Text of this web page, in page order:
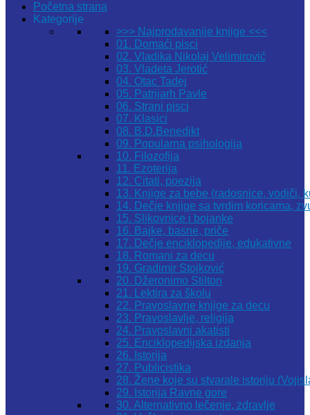
Početna strana
Kategorije
>>> Najprodavanije knjige <<<
01. Domaći pisci
02. Vladika Nikolaj Velimirović
03. Vladeta Jerotić
04. Otac Tadej
05. Patrijarh Pavle
06. Strani pisci
07. Klasici
08. B.D.Benedikt
09. Popularna psihologija
10. Filozofija
11. Ezoterija
12. Citati, poezija
13. Knjige za bebe (radosnice, vodiči,
14. Dečje knjige sa tvrdim koricama,
15. Slikovnice i bojanke
16. Bajke, basne, priče
17. Dečje enciklopedije, edukativne
18. Romani za decu
19. Gradimir Stojković
20. Džeronimo Stilton
21. Lektira za školu
22. Pravoslavne knjige za decu
23. Pravoslavlje, religija
24. Pravoslavni akatisti
25. Enciklopedijska izdanja
26. Istorija
27. Publicistika
28. Žene koje su stvarale istoriju
29. Istorija Ravne gore
30. Alternativno lečenje, zdravlje